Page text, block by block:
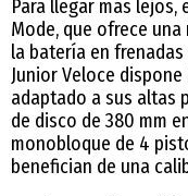
Para llegar más
Mode, que ofrece
la batería en
Junior Veloce
adaptado a sus altas
de disco de 380 mm
monobloque de 4
benefician de una